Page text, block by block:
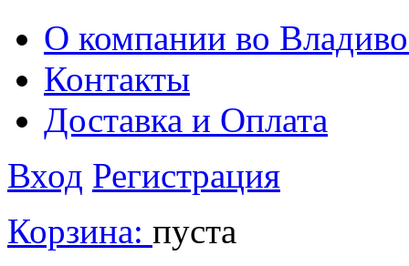
О компании во
Контакты
Доставка и Оплата
Вход Регистрация
Корзина: пуста